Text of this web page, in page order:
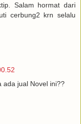
Salam hormat dari
cerbung2 krn selalu
ada jual Novel ini??